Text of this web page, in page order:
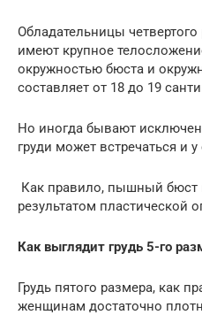
Обладательницы
имеют крупное
окружностью бюста и
составляет от 18 до 19
Но иногда бывают
груди может встречаться и
Как правило, пышный бюст
результатом пластической
Как выглядит грудь 5-го
Грудь пятого размера, как
женщинам достаточно